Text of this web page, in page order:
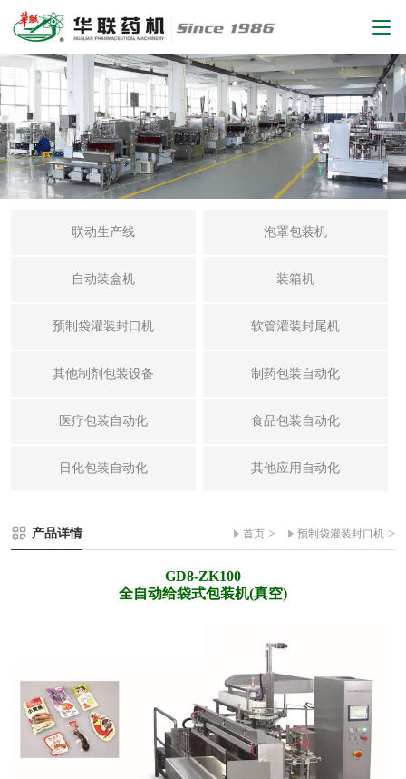
联动生产线 泡罩包装机
自动装盒机 装箱机
预制袋灌装封口机 软管灌装封尾机
其他制剂包装设备 制药包装自动化
医疗包装自动化 食品包装自动化
日化包装自动化 其他应用自动化
产品详情 首页 > 预制袋灌装封口机 >
GD8-ZK100
全自动给袋式包装机(真空)